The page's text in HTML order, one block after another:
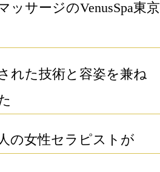
ッサージのVenusSpa東京
れた技術と容姿を兼ね
の女性セラピストが